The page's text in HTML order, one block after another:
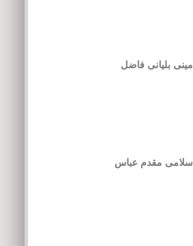
امینی بلیانی فاضل
اسلامی مقدم عباس